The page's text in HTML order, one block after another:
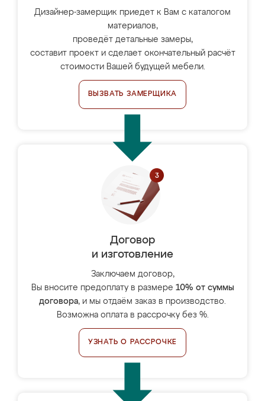
Дизайнер-замерщик приедет к Вам с каталогом
материалов,
проведёт детальные замеры,
составит проект и сделает окончательный расчёт
стоимости Вашей будущей мебели.
ВЫЗВАТЬ ЗАМЕРЩИКА
Договор
и изготовление
Заключаем договор,
Вы вносите предоплату в размере 10% от суммы
договора, и мы отдаём заказ в производство.
Возможна оплата в рассрочку без %.
УЗНАТЬ О РАССРОЧКЕ